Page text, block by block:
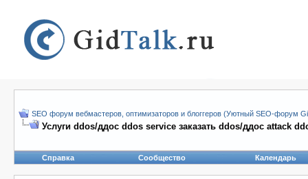
SEO форум вебмастеров, оптимизаторов и блоггеров (Уютный SEO-форум
Услуги ddos/ддос ddos service заказать ddos/ддос attack
Справка Сообщество Календарь